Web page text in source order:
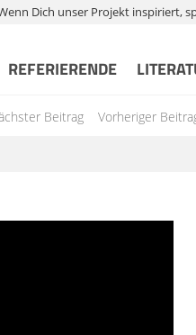
Dich unser Projekt inspiriert,
REFERIERENDE
Vorheriger
Beitrag